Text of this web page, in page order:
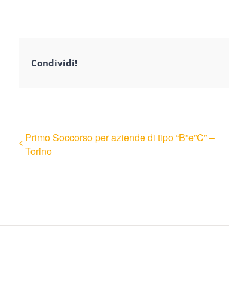
Condividi!
Primo Soccorso per aziende di tipo “B”e”C” –
Torino